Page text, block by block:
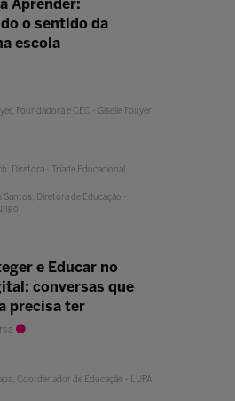
Aprender:
o sentido da
escola
Foundadora e CEO - Giselle Fouyer
Diretora - Tríade Educacional
Santos, Diretora de Educação -
e Educar no
conversas que
precisa ter
Coordenador de Educação - LUPA